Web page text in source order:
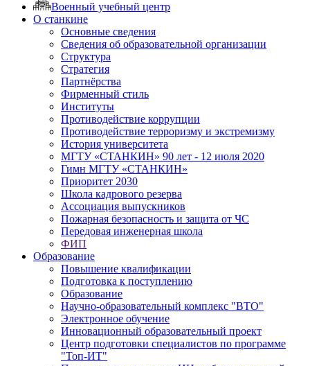
Военный учебный центр
О станкине
Основные сведения
Сведения об образовательной организации
Структура
Стратегия
Партнёрства
Фирменный стиль
Институты
Противодействие коррупции
Противодействие терроризму и экстремизму
История университета
МГТУ «СТАНКИН» 90 лет - 12 июля 2020
Гимн МГТУ «СТАНКИН»
Приоритет 2030
Школа кадрового резерва
Ассоциация выпускников
Пожарная безопасность и защита от ЧС
Передовая инженерная школа
ФИП
Образование
Повышение квалификации
Подготовка к поступлению
Образование
Научно-образовательный комплекс "ВТО"
Электронное обучение
Инновационный образовательный проект
Центр подготовки специалистов по программе
"Топ-ИТ"